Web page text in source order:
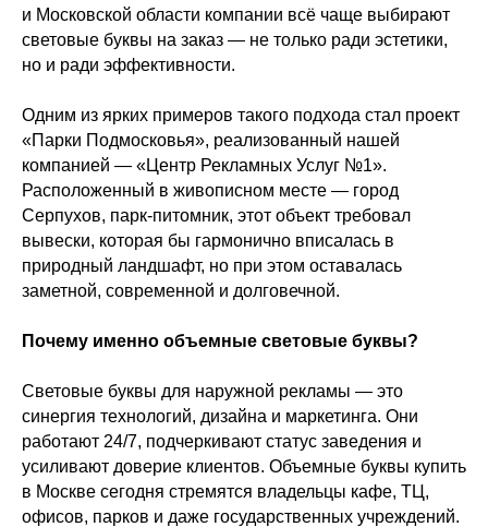
и Московской области компании всё чаще выбирают
световые буквы на заказ — не только ради эстетики,
но и ради эффективности.
Одним из ярких примеров такого подхода стал проект
«Парки Подмосковья», реализованный нашей
компанией — «Центр Рекламных Услуг №1».
Расположенный в живописном месте — город
Серпухов, парк-питомник, этот объект требовал
вывески, которая бы гармонично вписалась в
природный ландшафт, но при этом оставалась
заметной, современной и долговечной.
Почему именно объемные световые буквы?
Световые буквы для наружной рекламы — это
синергия технологий, дизайна и маркетинга. Они
работают 24/7, подчеркивают статус заведения и
усиливают доверие клиентов. Объемные буквы купить
в Москве сегодня стремятся владельцы кафе, ТЦ,
офисов, парков и даже государственных учреждений.